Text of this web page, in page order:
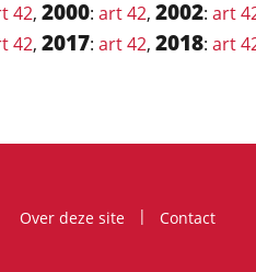
42, 2000: art 42, 2002: art
42, 2017: art 42, 2018: art
Over deze site
Contact